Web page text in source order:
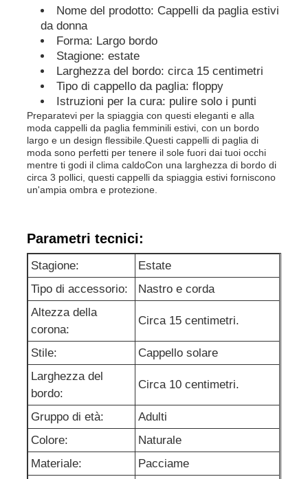
Casa
Prodotti
Circa noi
Nome del prodotto: Cappelli da paglia estivi
da donna
Forma: Largo bordo
Stagione: estate
Larghezza del bordo: circa 15 centimetri
Tipo di cappello da paglia: floppy
Istruzioni per la cura: pulire solo i punti
Preparatevi per la spiaggia con questi eleganti e alla
moda cappelli da paglia femminili estivi, con un bordo
largo e un design flessibile.Questi cappelli di paglia di
moda sono perfetti per tenere il sole fuori dai tuoi occhi
mentre ti godi il clima caldoCon una larghezza di bordo di
circa 3 pollici, questi cappelli da spiaggia estivi forniscono
un'ampia ombra e protezione.
Parametri tecnici:
Stagione:
Estate
Tipo di accessorio:
Nastro e corda
Altezza della
corona:
Circa 15 centimetri.
Stile:
Cappello solare
Larghezza del
bordo:
Circa 10 centimetri.
Gruppo di età:
Adulti
Colore:
Naturale
Materiale:
Pacciame